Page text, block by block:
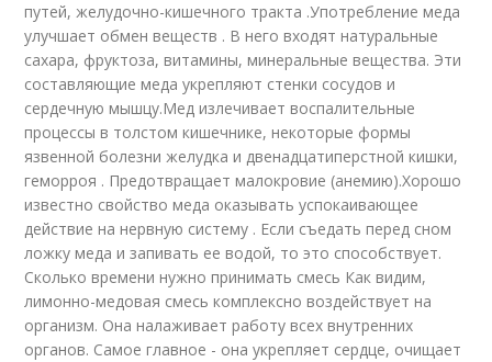
путей, желудочно-кишечного тракта .Употребление меда
улучшает обмен веществ . В него входят натуральные
сахара, фруктоза, витамины, минеральные вещества. Эти
составляющие меда укрепляют стенки сосудов и
сердечную мышцу.Мед излечивает воспалительные
процессы в толстом кишечнике, некоторые формы
язвенной болезни желудка и двенадцатиперстной кишки,
геморроя . Предотвращает малокровие (анемию).Хорошо
известно свойство меда оказывать успокаивающее
действие на нервную систему . Если съедать перед сном
ложку меда и запивать ее водой, то это способствует.
Сколько времени нужно принимать смесь Как видим,
лимонно-медовая смесь комплексно воздействует на
организм. Она налаживает работу всех внутренних
органов. Самое главное - она укрепляет сердце, очищает